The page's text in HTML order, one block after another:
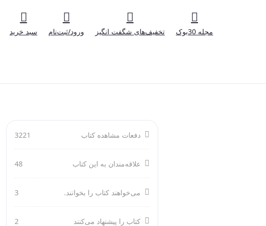
مجله 30بوک
تخفیف‌های شگفت انگیز ورود/ثبت‌نام
سبد خرید
دفعات مشاهده کتاب 3221
علاقه‌مندان به این کتاب 48
می‌خواهند کتاب را بخوانند. 3
کتاب را پیشنهاد می‌کنند 2